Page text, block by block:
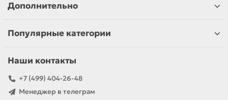
Дополнительно
Популярные категории
Наши контакты
+7 (499) 404-26-48
Менеджер в телеграм